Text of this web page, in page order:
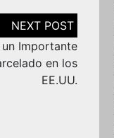
Importante
en los
EE.UU.